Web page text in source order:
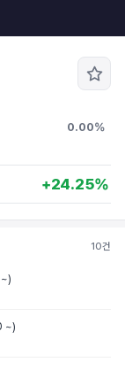
0.00%
+24.25%
10건
~)